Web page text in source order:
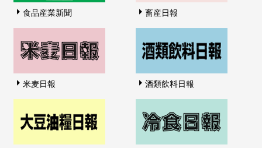
食品産業新聞 畜産日報
米麦日報 酒類飲料日報